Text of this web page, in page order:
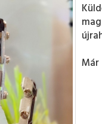
Már